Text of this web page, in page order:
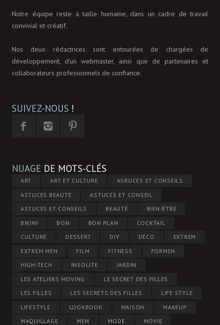
Notre équipe reste à taille humaine, dans un cadre de travail
convivial et créatif.
Nos deux rédactrices sont entourées de chargées de
développement, d'un webmaster, ainsi que de partenaires et
collaborateurs professionnels de confiance.
SUIVEZ-NOUS !
NUAGE DE MOTS-CLÉS
ART ART ET CULTURE
ASRUCES ET CONSEILS
ASTUCES BEAUTÉ
ASTUCES ET CONSEIL
ASTUCES ET CONSEILS
BEAUTÉ
BIEN-ÊTRE
BIKINI
BON BON PLAN
COCKTAIL
CULTURE
DESSERT DIY DÉCO
EXTREM
EXTREM MEN
FILM FITNESS
FORMEN
HIGH-TECH
INSOLITE
JARDIN
LES ATELIERS MOVING
LE SECRET DES FILLES
LES FILLES
LES SECRETS DES FILLES
LIFE STYLE
LIFESTYLE
LOOKBOOK MAISON
MAKEUP
MAQUILLAGE
MEN MODE MOVIE